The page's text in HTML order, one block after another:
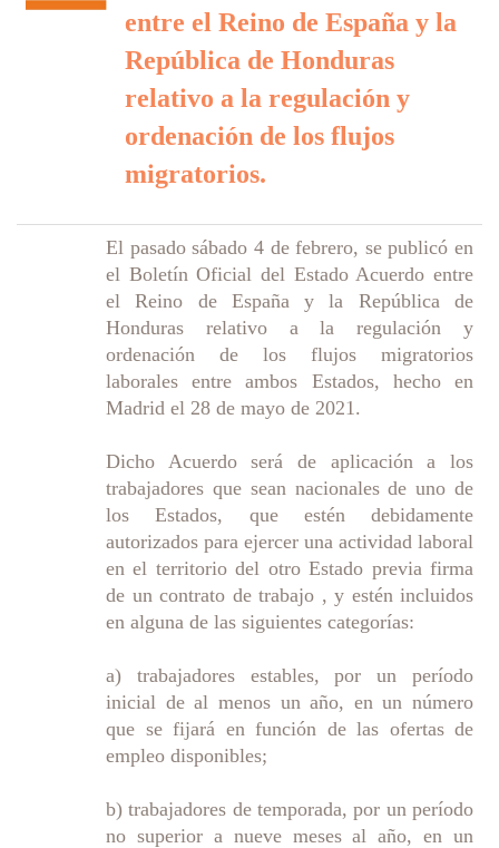
entre el Reino de España y la
República de Honduras
relativo a la regulación y
ordenación de los flujos
migratorios.
El pasado sábado 4 de febrero, se publicó en
el Boletín Oficial del Estado Acuerdo entre
el Reino de España y la República de
Honduras relativo a la regulación y
ordenación de los flujos migratorios
laborales entre ambos Estados, hecho en
Madrid el 28 de mayo de 2021.
Dicho Acuerdo será de aplicación a los
trabajadores que sean nacionales de uno de
los Estados, que estén debidamente
autorizados para ejercer una actividad laboral
en el territorio del otro Estado previa firma
de un contrato de trabajo , y estén incluidos
en alguna de las siguientes categorías:
a) trabajadores estables, por un período
inicial de al menos un año, en un número
que se fijará en función de las ofertas de
empleo disponibles;
b) trabajadores de temporada, por un período
no superior a nueve meses al año, en un